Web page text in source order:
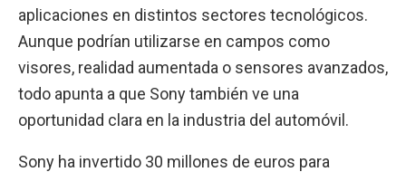
aplicaciones en distintos sectores tecnológicos.
Aunque podrían utilizarse en campos como
visores, realidad aumentada o sensores avanzados,
todo apunta a que Sony también ve una
oportunidad clara en la industria del automóvil.
Sony ha invertido 30 millones de euros para